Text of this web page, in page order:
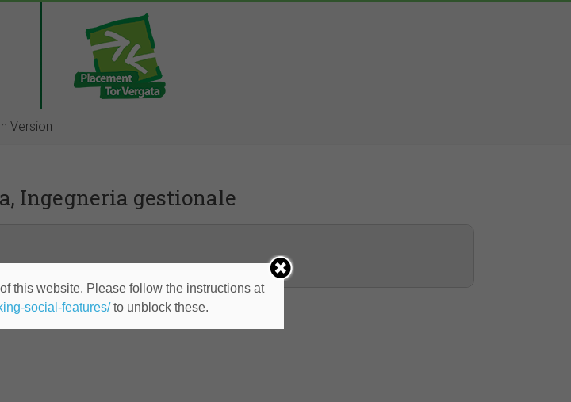
Version
Ingegneria gestionale
this website. Please follow the instructions at
social-features/to unblock these.